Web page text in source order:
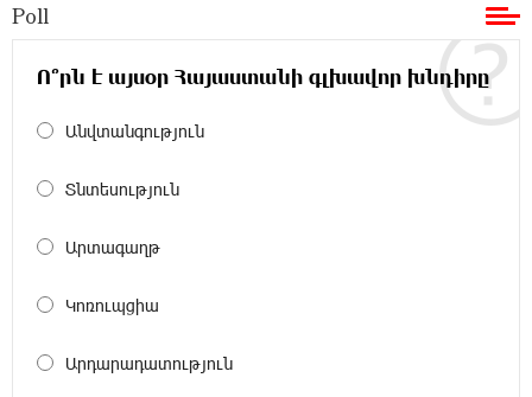
Ucom and Microsoft Innovation Center Help
School Students Build Cybersecurity Skills
12:45:18 16-07-2026
in Shenavan, Lori
20:34:31 14-07-2026
Customer Appreciation Day in Vanadzor: IDBank
Poll
Ո՞րն է այսօր Հայաստանի գլխավոր խնդիրը
Անվտանգություն
Տնտեսություն
Արտագաղթ
Կոռուպցիա
Արդարադատություն